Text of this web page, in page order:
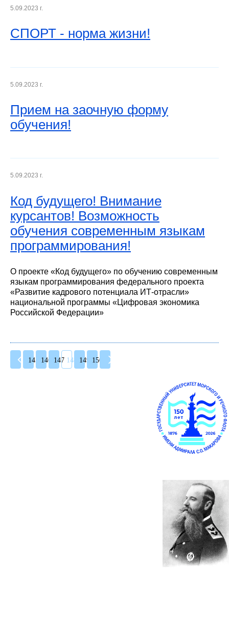
5.09.2023 г.
СПОРТ - норма жизни!
5.09.2023 г.
Прием на заочную форму
обучения!
5.09.2023 г.
Код будущего! Внимание
курсантов! Возможность
обучения современным языкам
программирования!
О проекте «Код будущего» по обучению современным
языкам программирования федерального проекта
«Развитие кадрового потенциала ИТ-отрасли»
национальной программы «Цифровая экономика
Российской Федерации»
145 146 147 148 149 150